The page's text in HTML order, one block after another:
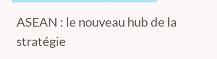
ASEAN : le nouveau hub de la
stratégie